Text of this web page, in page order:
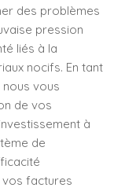
des problèmes
pression
liés à la
nocifs. En tant
vous
de vos
à
de
factures